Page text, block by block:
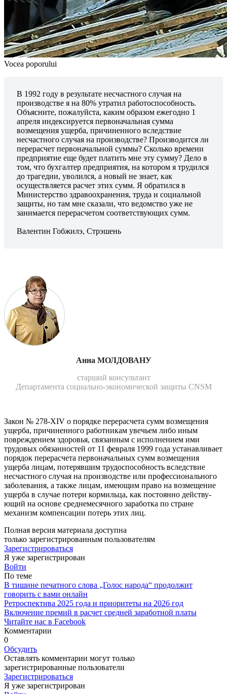
Vocea poporului
В 1992 году в результате несчастного случая на
производстве я на 80% утратил работоспособность.
Объясните, пожа­луйста, каким образом ежегодно 1
апреля индексируется пер­воначальная сумма
возмещения ущерба, причиненного вследс­твие
несчастного случая на производстве? Производится ли
перерасчет первоначальной суммы? Сколько времени
предпри­ятие еще будет платить мне эту сумму? Дело в
том, что бухгалтер предприятия, на котором я трудился
до трагедии, уволился, а новый не знает, как
осуществляется расчет этих сумм. Я обратился в
Министерство здравоохранения, труда и социальной
защиты, но там мне сказали, что ведомство уже не
занимается перерасчетом соответствующих сумм.
Валентин Гобжилэ, Стрэшень
Анна МОЛДОВАНУ
старший консультант
Департамента социально-экономической защиты CNSM
Закон № 278-XIV о порядке пе­рерасчета сумм возмещения
ущер­ба, причиненного работникам уве­чьем либо иным
повреждением здоровья, связанным с исполнени­ем ими
трудовых обязанностей от 11 февраля 1999 года устанавлива­ет
порядок перерасчета первона­чальных сумм возмещения
ущерба лицам, потерявшим трудоспособ­ность вследствие
несчастного слу­чая на производстве или профес­сионального
заболевания, а так­же лицам, имеющим право на воз­мещение
ущерба в случае потери кормильца, как постоянно действу­
ющий на основе среднемесячно­го заработка по стране
механизм компенсации потерь этих лиц.
Полная версия материала доступна
только зарегистрированным пользователям
Зарегистрироваться
Я уже зарегистрирован
Войти
По теме
В тишине печатного слова „Голос народа“ продолжит
говорить с вами онлайн
Ретроспектива 2025 года и приоритеты на 2026 год
Включение премий в расчет средней заработной платы
Читайте нас в Facebook
Комментарии
0
Обсудить
Оставлять комментарии могут только
зарегистрированные пользователи
Зарегистрироваться
Я уже зарегистрирован